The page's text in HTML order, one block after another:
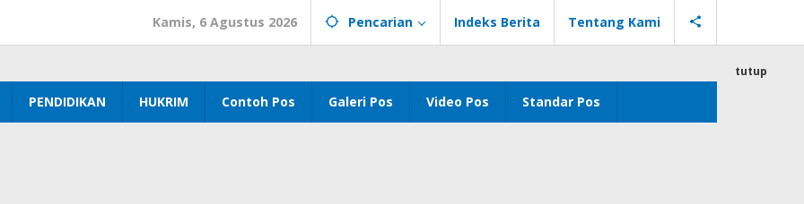
Kamis, 6 Agustus 2026 Pencarian Indeks Berita Tentang Kami
PENDIDIKAN HUKRIM Contoh Pos Galeri Pos Video Pos Standar Pos
tutup